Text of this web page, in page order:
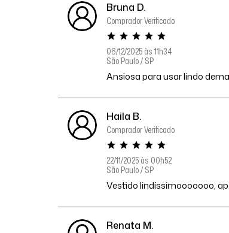
Bruna D.
Comprador Verificado
06/12/2025 às 11h34
São Paulo / SP
Ansiosa para usar lindo
Haila B.
Comprador Verificado
22/11/2025 às 00h52
São Paulo / SP
Vestido lindíssimooooooo,
Renata M.